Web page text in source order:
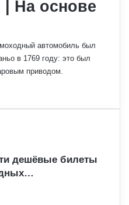
На основе
автомобиль был
в 1769 году: это был
приводом.
дешёвые билеты